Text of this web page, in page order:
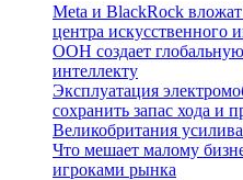
Meta и BlackRock
центра искусственного
ООН создает
интеллекту
Эксплуатация
сохранить запас хода и
Великобритания
Что мешает малому
игроками рынка